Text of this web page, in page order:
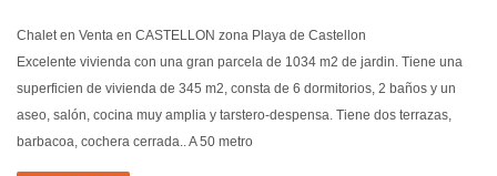
Chalet en Venta en CASTELLON zona Playa de Castellon
Excelente vivienda con una gran parcela de 1034 m2 de jardin. Tiene una
superficien de vivienda de 345 m2, consta de 6 dormitorios, 2 baños y un
aseo, salón, cocina muy amplia y tarstero-despensa. Tiene dos terrazas,
barbacoa, cochera cerrada.. A 50 metro